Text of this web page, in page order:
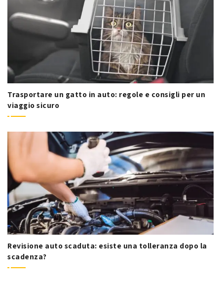
Trasportare un gatto in auto: regole e consigli per un
viaggio sicuro
Revisione auto scaduta: esiste una tolleranza dopo la
scadenza?